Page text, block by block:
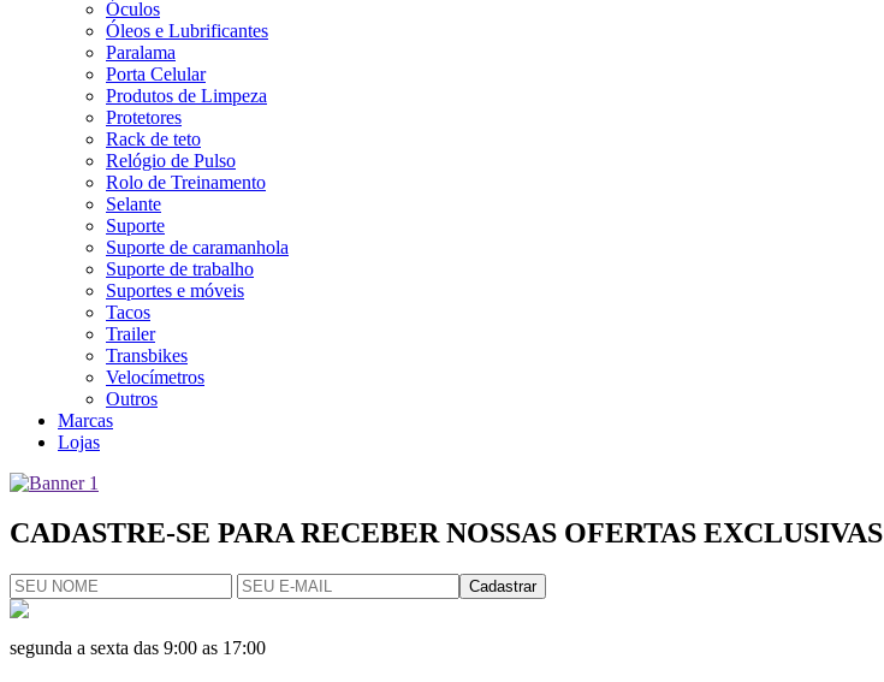
Óculos
Óleos e Lubrificantes
Paralama
Porta Celular
Produtos de Limpeza
Protetores
Rack de teto
Relógio de Pulso
Rolo de Treinamento
Selante
Suporte
Suporte de caramanhola
Suporte de trabalho
Suportes e móveis
Tacos
Trailer
Transbikes
Velocímetros
Outros
Marcas
Lojas
CADASTRE-SE PARA RECEBER NOSSAS OFERTAS EXCLUSIVAS
Cadastrar
segunda a sexta das 9:00 as 17:00